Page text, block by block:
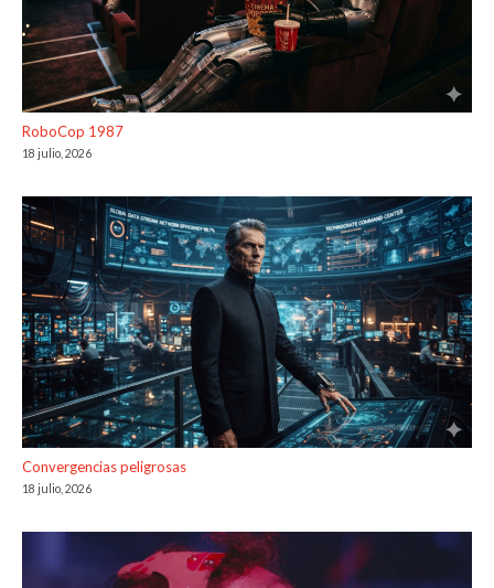
RoboCop 1987
18 julio, 2026
Convergencias peligrosas
18 julio, 2026